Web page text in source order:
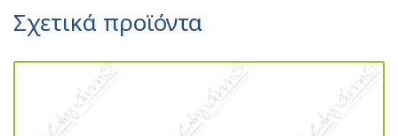
Σχετικά προϊόντα